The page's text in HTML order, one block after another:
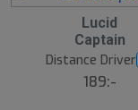
Lucid
Captain
Distance Driver
189:-